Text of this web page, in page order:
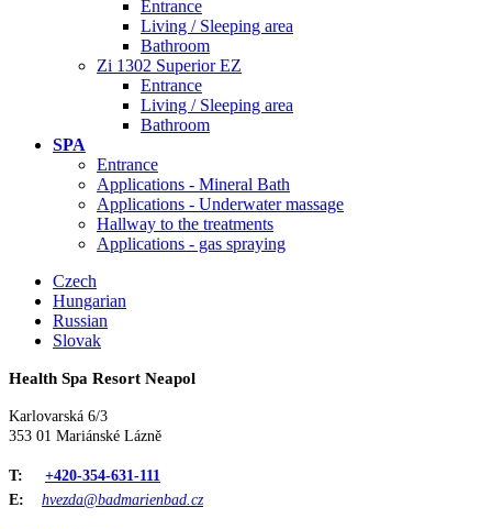
Entrance
Living / Sleeping area
Bathroom
Zi 1302 Superior EZ
Entrance
Living / Sleeping area
Bathroom
SPA
Entrance
Applications - Mineral Bath
Applications - Underwater massage
Hallway to the treatments
Applications - gas spraying
Czech
Hungarian
Russian
Slovak
Health Spa Resort Neapol
Karlovarská 6/3
353 01 Mariánské Lázně
T:
+420-354-631-111
E:
hvezda@badmarienbad.cz